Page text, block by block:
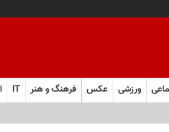
ورزشی عکس فرهنگ و هنر IT